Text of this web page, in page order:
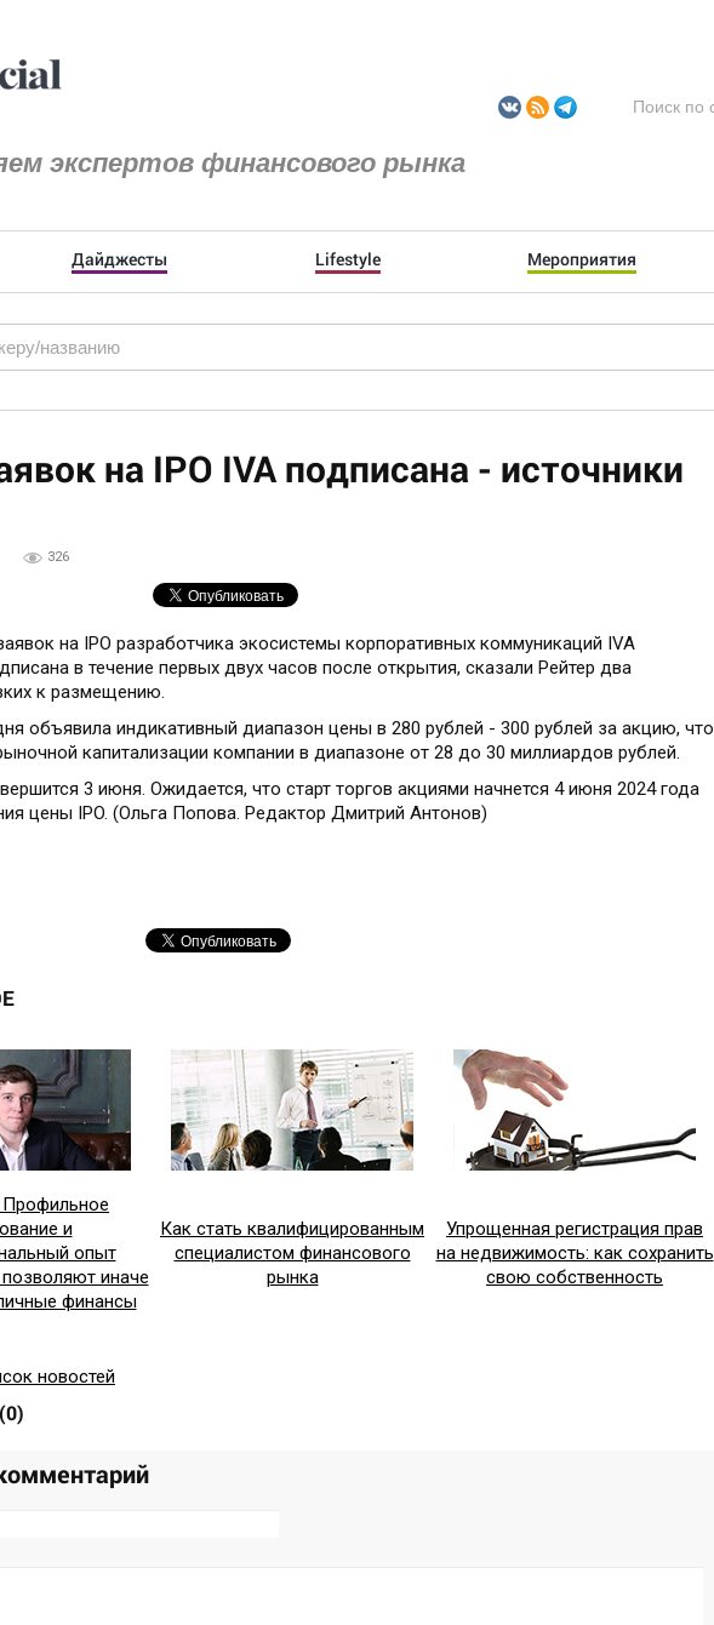
экспертов финансового рынка
Дайджесты Lifestyle Мероприятия
на IPO IVA подписана - источники
326
на IPO разработчика экосистемы корпоративных коммуникаций IVA
в течение первых двух часов после открытия, сказали Рейтер два
к размещению.
объявила индикативный диапазон цены в 280 рублей - 300 рублей за акцию, что
капитализации компании в диапазоне от 28 до 30 миллиардов рублей.
3 июня. Ожидается, что старт торгов акциями начнется 4 июня 2024 года
цены IPO. (Ольга Попова. Редактор Дмитрий Антонов)
и
опыт
иначе
финансы
Как стать квалифицированным
специалистом финансового
рынка
Упрощенная регистрация прав
на недвижимость: как сохранить
свою собственность
новостей
(0)